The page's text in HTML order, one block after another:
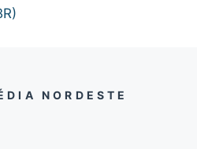
NORDESTE